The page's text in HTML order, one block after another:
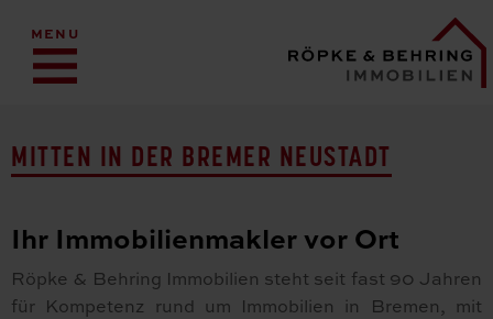
MENU
MITTEN IN DER BREMER NEUSTADT
Ihr Immobilienmakler vor Ort
Röpke & Behring Immobilien steht seit fast 90 Jahren
für Kompetenz rund um Immobilien in Bremen, mit